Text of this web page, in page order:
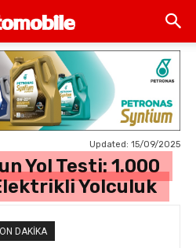
Updated: 15/09/2025
Yol Testi: 1.000
Yolculuk
DAKIKA